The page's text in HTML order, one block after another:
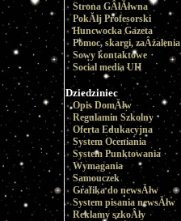
Strona GÂłĂłwna
PokĂłj Profesorski
Huncwocka Gazeta
Pomoc, skargi, zaÂżalenia
Sowy kontaktowe
Social media UH
Dziedziniec
Opis DomĂłw
Regulamin Szkolny
Oferta Edukacyjna
System Oceniania
System Punktowania
Wymagania
Samouczek
Grafika do newsĂłw
System pisania newsĂłw
Reklamy szkoÂły